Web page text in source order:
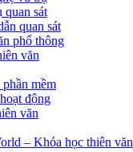
quan sát
quan sát
phổ thông
văn
mềm
động
văn
– Khóa học thiên văn